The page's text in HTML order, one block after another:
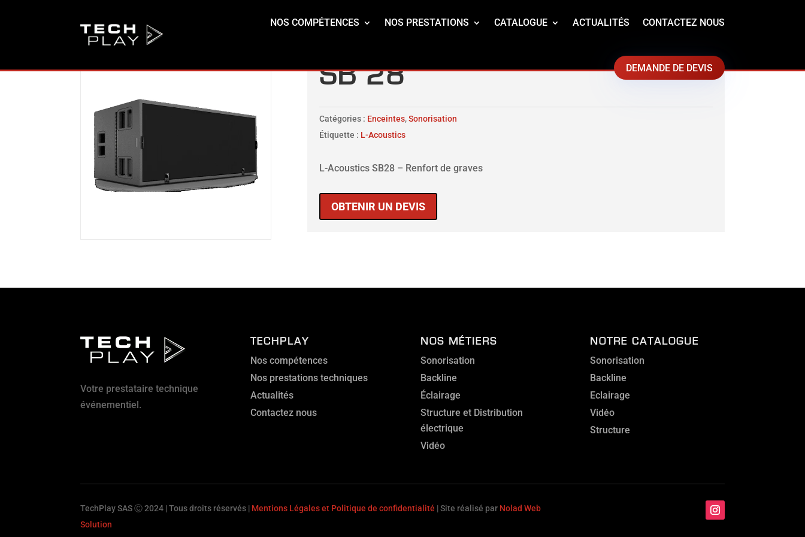
NOS COMPÉTENCES NOS PRESTATIONS CATALOGUE ACTUALITÉS CONTACTEZ NOUS
DEMANDE DE DEVIS
SB 28
Catégories : Enceintes,Sonorisation
Étiquette : L-Acoustics
L-Acoustics SB28 – Renfort de graves
OBTENIR UN DEVIS
Votre prestataire technique
événementiel.
TECHPLAY
Nos compétences
Nos prestations techniques
Actualités
Contactez nous
NOS MÉTIERS
Sonorisation
Backline
Éclairage
Structure et Distribution
électrique
Vidéo
NOTRE CATALOGUE
Sonorisation
Backline
Eclairage
Vidéo
Structure
TechPlay SAS Ⓒ 2024 | Tous droits réservés | Mentions Légales et Politique de confidentialité | Site réalisé par Nolad Web
Solution